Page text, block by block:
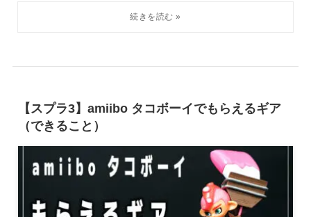
【スプラ3】amiibo タコボーイでもらえるギア
（できること）